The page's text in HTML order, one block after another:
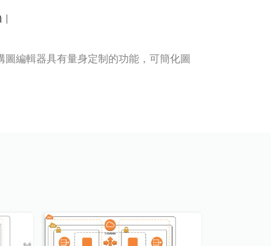
|
編輯器具有量身定制的功能，可簡化圖